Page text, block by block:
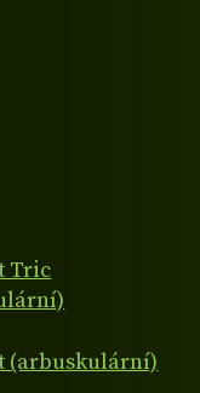
Tric
(arbuskulární)